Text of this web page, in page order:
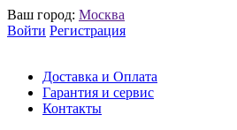
Ваш город: Москва
Войти Регистрация
Доставка и Оплата
Гарантия и сервис
Контакты